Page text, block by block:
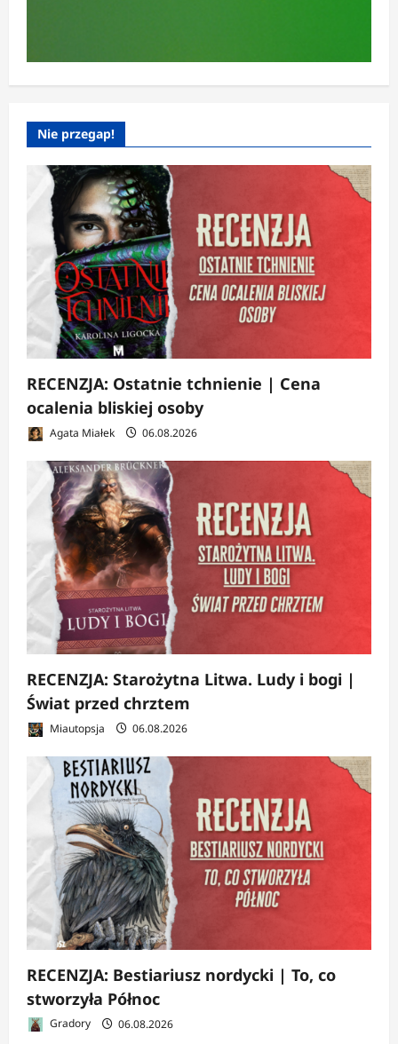
Nie przegap!
RECENZJA: Ostatnie tchnienie | Cena
ocalenia bliskiej osoby
Agata Miałek 06.08.2026
RECENZJA: Starożytna Litwa. Ludy i bogi |
Świat przed chrztem
Miautopsja 06.08.2026
RECENZJA: Bestiariusz nordycki | To, co
stworzyła Północ
Gradory 06.08.2026